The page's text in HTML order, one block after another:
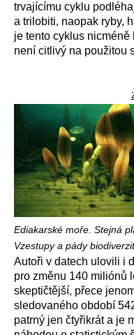
trvajícímu cyklu
a trilobiti, naopak ryby,
je tento cyklus
není citlivý na použitou
Ediakarské moře. Stejná
Vzestupy a pády
Autoři v datech ulovili i
pro změnu 140 miliónů
skeptičtější, přece
sledovaného období
patrný jen čtyřikrát a je